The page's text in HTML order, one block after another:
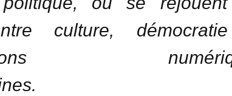
culture,